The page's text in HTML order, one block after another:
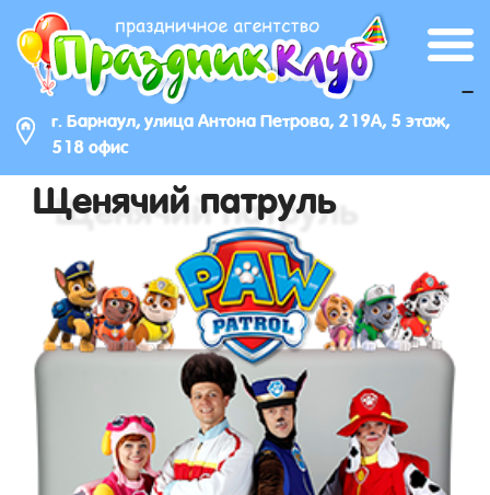
г. Барнаул, улица Антона Петрова, 219А, 5 этаж,
518 офис
_
Щенячий патруль